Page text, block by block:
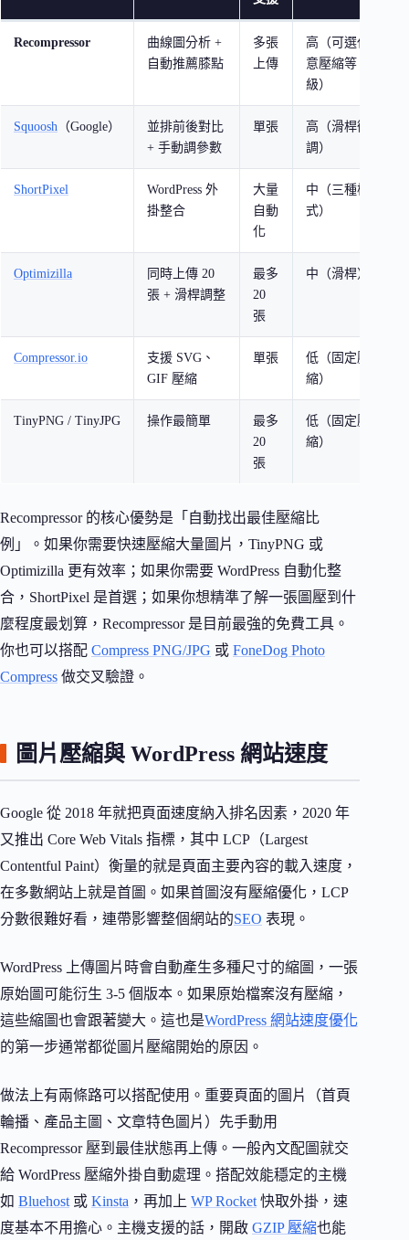
Recompressor
曲線圖分析 +
自動推薦膝點
多張
上傳
高（可選任
意壓縮等
級）
Squoosh （Google）
並排前後對比
+ 手動調參數
單張
高（滑桿微
調）
ShortPixel
WordPress 外
掛整合
大量
自動
化
中（三種模
式）
Optimizilla
同時上傳 20
張 + 滑桿調整
最多
20
張
中（滑桿）
Compressor.io
支援 SVG、
GIF 壓縮
單張
低（固定壓
縮）
TinyPNG / TinyJPG 操作最簡單
最多
20
張
低（固定壓
縮）
Recompressor 的核心優勢是「自動找出最佳壓縮比
例」。如果你需要快速壓縮大量圖片，TinyPNG 或
Optimizilla 更有效率；如果你需要 WordPress 自動化整
合，ShortPixel 是首選；如果你想精準了解一張圖壓到什
麼程度最划算，Recompressor 是目前最強的免費工具。
你也可以搭配 Compress PNG/JPG 或 FoneDog Photo
Compress 做交叉驗證。
圖片壓縮與 WordPress 網站速度
Google 從 2018 年就把頁面速度納入排名因素，2020 年
又推出 Core Web Vitals 指標，其中 LCP（Largest
Contentful Paint）衡量的就是頁面主要內容的載入速度，
在多數網站上就是首圖。如果首圖沒有壓縮優化，LCP
分數很難好看，連帶影響整個網站的SEO 表現。
WordPress 上傳圖片時會自動產生多種尺寸的縮圖，一張
原始圖可能衍生 3-5 個版本。如果原始檔案沒有壓縮，
這些縮圖也會跟著變大。這也是WordPress 網站速度優化
的第一步通常都從圖片壓縮開始的原因。
做法上有兩條路可以搭配使用。重要頁面的圖片（首頁
輪播、產品主圖、文章特色圖片）先手動用
Recompressor 壓到最佳狀態再上傳。一般內文配圖就交
給 WordPress 壓縮外掛自動處理。搭配效能穩定的主機
如 Bluehost 或 Kinsta ，再加上 WP Rocket 快取外掛，速
度基本不用擔心。主機支援的話，開啟 GZIP 壓縮也能